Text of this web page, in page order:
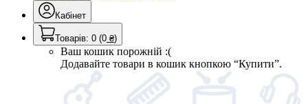
Кабінет
Товарів: 0 (0 ₴)
Ваш кошик порожній :(
Додавайте товари в кошик кнопкою “Купити”.